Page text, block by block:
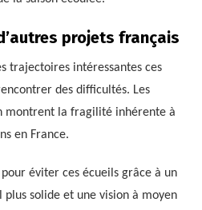
projets français
trajectoires intéressantes ces
des difficultés. Les
montrent la fragilité inhérente à
en France.
éviter ces écueils grâce à un
solide et une vision à moyen